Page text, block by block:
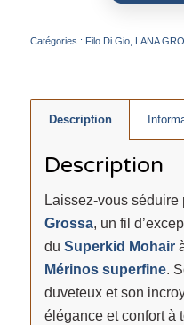
Catégories : Filo Di Gio, LANA
Description
Description
Laissez-vous séduire
Grossa, un fil
du Superkid Mohair
Mérinos superfine.
duveteux et son
élégance et confort à